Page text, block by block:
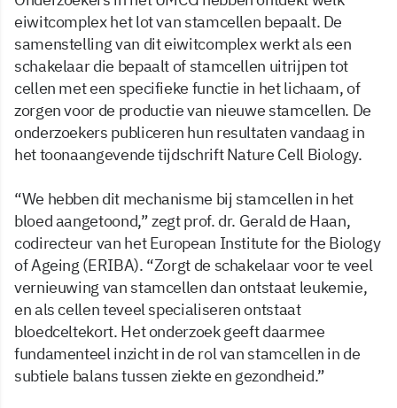
eiwitcomplex het lot van stamcellen bepaalt. De
samenstelling van dit eiwitcomplex werkt als een
schakelaar die bepaalt of stamcellen uitrijpen tot
cellen met een specifieke functie in het lichaam, of
zorgen voor de productie van nieuwe stamcellen. De
onderzoekers publiceren hun resultaten vandaag in
het toonaangevende tijdschrift Nature Cell Biology.
“We hebben dit mechanisme bij stamcellen in het
bloed aangetoond,” zegt prof. dr. Gerald de Haan,
codirecteur van het European Institute for the Biology
of Ageing (ERIBA). “Zorgt de schakelaar voor te veel
vernieuwing van stamcellen dan ontstaat leukemie,
en als cellen teveel specialiseren ontstaat
bloedceltekort. Het onderzoek geeft daarmee
fundamenteel inzicht in de rol van stamcellen in de
subtiele balans tussen ziekte en gezondheid.”